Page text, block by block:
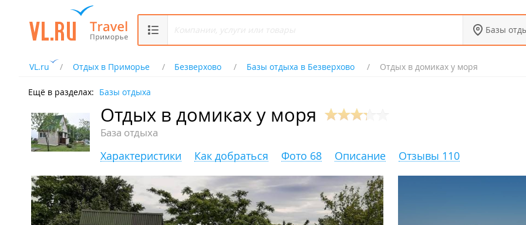
Базы
VL.ru Отдых в Приморье Безверхово Базы отдыха в Безверхово Отдых в домиках у моря
Ещё в разделах: Базы отдыха
Отдых в домиках у моря
База отдыха
Характеристики Как добраться Фото 68 Описание Отзывы 110